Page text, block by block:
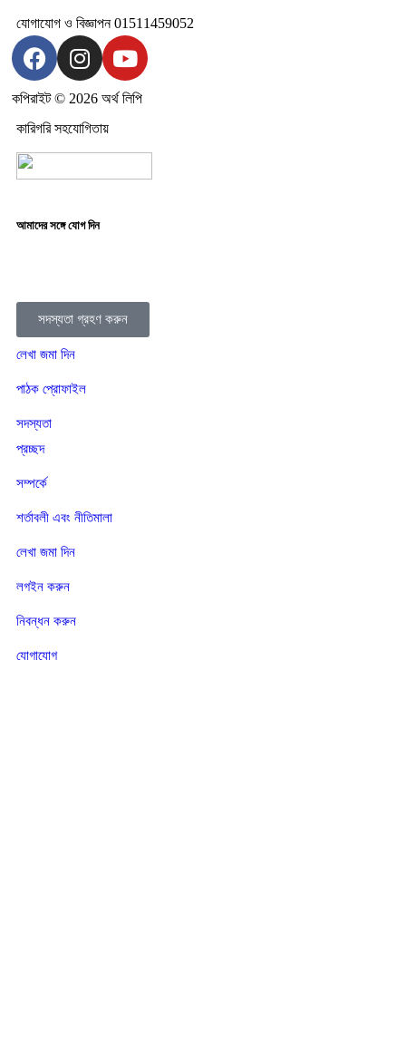
যোগাযোগ ও বিজ্ঞাপন 01511459052
কপিরাইট © 2026 অর্থ লিপি
কারিগরি সহযোগিতায়
আমাদের সঙ্গে যোগ দিন
সদস্যতা গ্রহণ করুন
লেখা জমা দিন
পাঠক প্রোফাইল
সদস্যতা
প্রচ্ছদ
সম্পর্কে
শর্তাবলী এবং নীতিমালা
লেখা জমা দিন
লগইন করুন
নিবন্ধন করুন
যোগাযোগ